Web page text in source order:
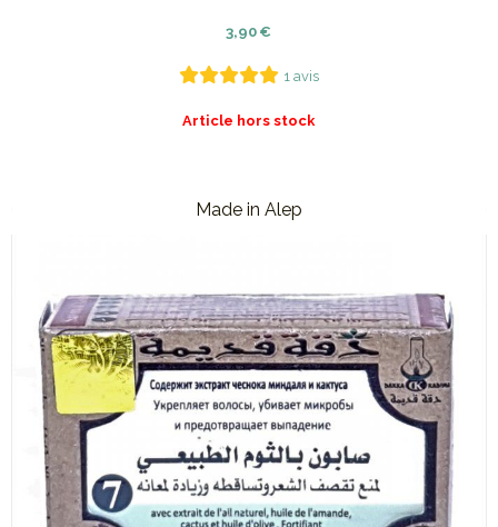
3,90 €
1 avis
Article hors stock
Made in Alep